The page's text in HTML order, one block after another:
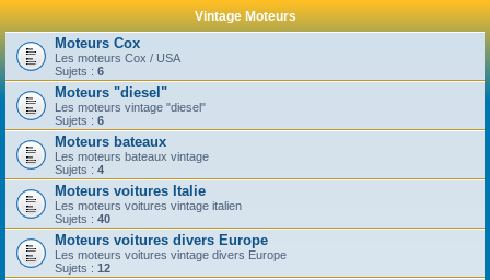
Vintage Moteurs
Moteurs Cox
Les moteurs Cox / USA
Sujets : 6
Moteurs "diesel"
Les moteurs vintage "diesel"
Sujets : 6
Moteurs bateaux
Les moteurs bateaux vintage
Sujets : 4
Moteurs voitures Italie
Les moteurs voitures vintage italien
Sujets : 40
Moteurs voitures divers Europe
Les moteurs voitures vintage divers Europe
Sujets : 12